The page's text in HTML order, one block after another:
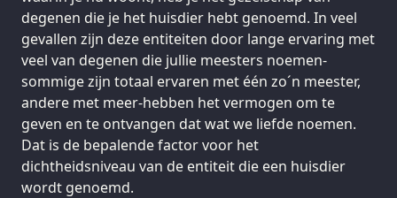
degenen die je het huisdier hebt genoemd. In veel
gevallen zijn deze entiteiten door lange ervaring met
veel van degenen die jullie meesters noemen-
sommige zijn totaal ervaren met één zo´n meester,
andere met meer-hebben het vermogen om te
geven en te ontvangen dat wat we liefde noemen.
Dat is de bepalende factor voor het
dichtheidsniveau van de entiteit die een huisdier
wordt genoemd.